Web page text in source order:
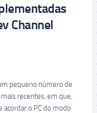
Channel
pequeno número de
recentes, em que,
acordar o PC do modo